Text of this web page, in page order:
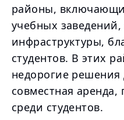
районы,
учебных
инфраструктуры,
студентов. В этих
недорогие
совместная
среди студентов.